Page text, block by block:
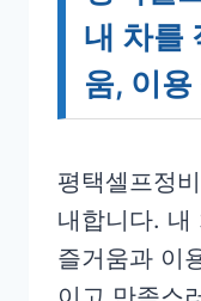
내 차를
움, 이
평택셀프정
내합니다. 내
즐거움과 이